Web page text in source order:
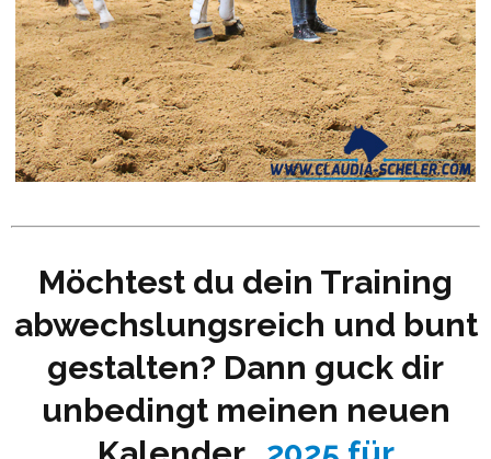
Möchtest du dein Training
abwechslungsreich und bunt
gestalten? Dann guck dir
unbedingt meinen neuen